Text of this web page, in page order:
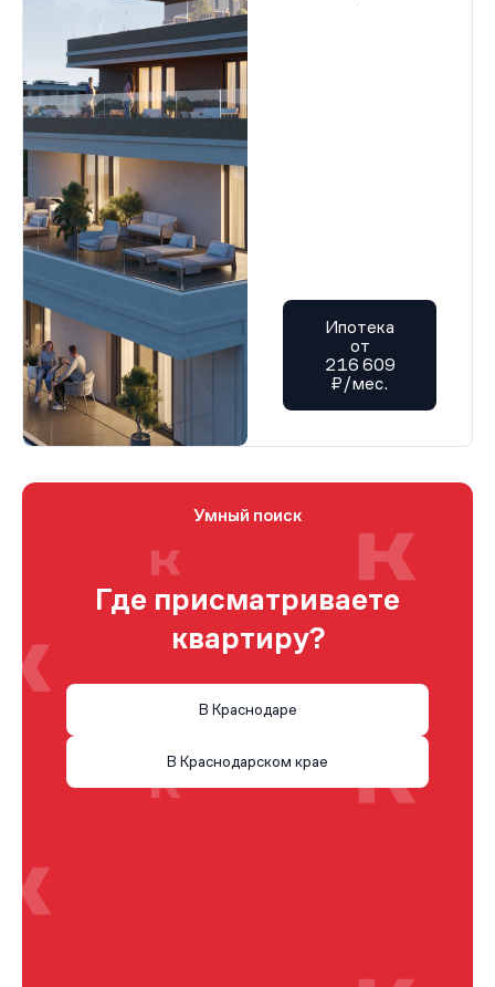
Ипотека
от
216 609
₽/мес.
Умный поиск
Где присматриваете
квартиру?
В Краснодаре
В Краснодарском крае